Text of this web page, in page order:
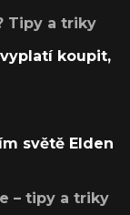
Tipy a triky
vyplatí koupit,
světě Elden
– tipy a triky